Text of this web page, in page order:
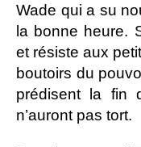
Wade qui a su
la bonne heure.
et résiste aux
boutoirs du
prédisent la fin
n’auront pas tort.